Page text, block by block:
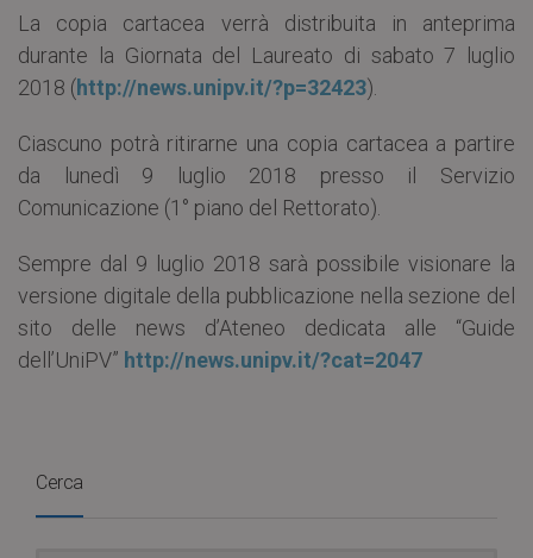
La copia cartacea verrà distribuita in anteprima
durante la Giornata del Laureato di sabato 7 luglio
2018 (http://news.unipv.it/?p=32423).
Ciascuno potrà ritirarne una copia cartacea a partire
da lunedì 9 luglio 2018 presso il Servizio
Comunicazione (1° piano del Rettorato).
Sempre dal 9 luglio 2018 sarà possibile visionare la
versione digitale della pubblicazione nella sezione del
sito delle news d’Ateneo dedicata alle “Guide
dell’UniPV” http://news.unipv.it/?cat=2047
Cerca